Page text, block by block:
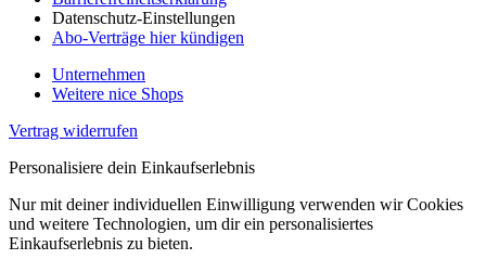
Datenschutz-Einstellungen
Abo-Verträge hier kündigen
Unternehmen
Weitere nice Shops
Vertrag widerrufen
Personalisiere dein Einkaufserlebnis
Nur mit deiner individuellen Einwilligung verwenden wir Cookies
und weitere Technologien, um dir ein personalisiertes
Einkaufserlebnis zu bieten.